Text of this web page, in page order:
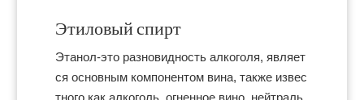
Этиловый спирт
Этанол-это разновидность алкоголя, являет
ся основным компонентом вина, также извес